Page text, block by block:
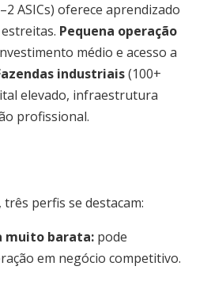
ASICs) oferece aprendizado
Pequena operação
médio e acesso a
industriais(100+
elevado, infraestrutura
profissional.
perfis se destacam:
muito barata: pode
em negócio competitivo.